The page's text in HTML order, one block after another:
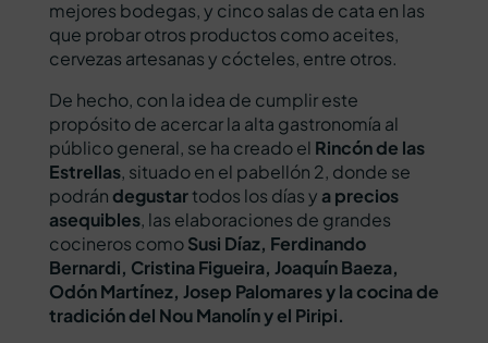
mejores bodegas, y cinco salas de cata en las
que probar otros productos como aceites,
cervezas artesanas y cócteles, entre otros.
De hecho, con la idea de cumplir este
propósito de acercar la alta gastronomía al
público general, se ha creado el Rincón de las
Estrellas, situado en el pabellón 2, donde se
podrándegustartodos los días ya precios
asequibles, las elaboraciones de grandes
cocineros comoSusi Díaz, Ferdinando
Bernardi, Cristina Figueira, Joaquín Baeza,
Odón Martínez, Josep Palomares y la cocina de
tradición del Nou Manolín y el Piripi.